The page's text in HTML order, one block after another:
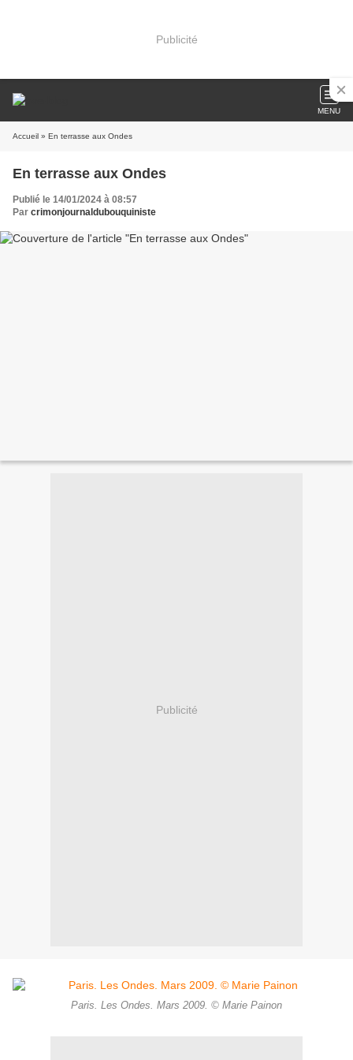
Publicité
MENU
Accueil » En terrasse aux Ondes
En terrasse aux Ondes
Publié le 14/01/2024 à 08:57
Par crimonjournaldubouquiniste
Publicité
Paris. Les Ondes. Mars 2009. © Marie Painon